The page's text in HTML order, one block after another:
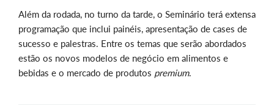
Além da rodada, no turno da tarde, o Seminário terá extensa
programação que inclui painéis, apresentação de cases de
sucesso e palestras. Entre os temas que serão abordados
estão os novos modelos de negócio em alimentos e
bebidas e o mercado de produtos premium.